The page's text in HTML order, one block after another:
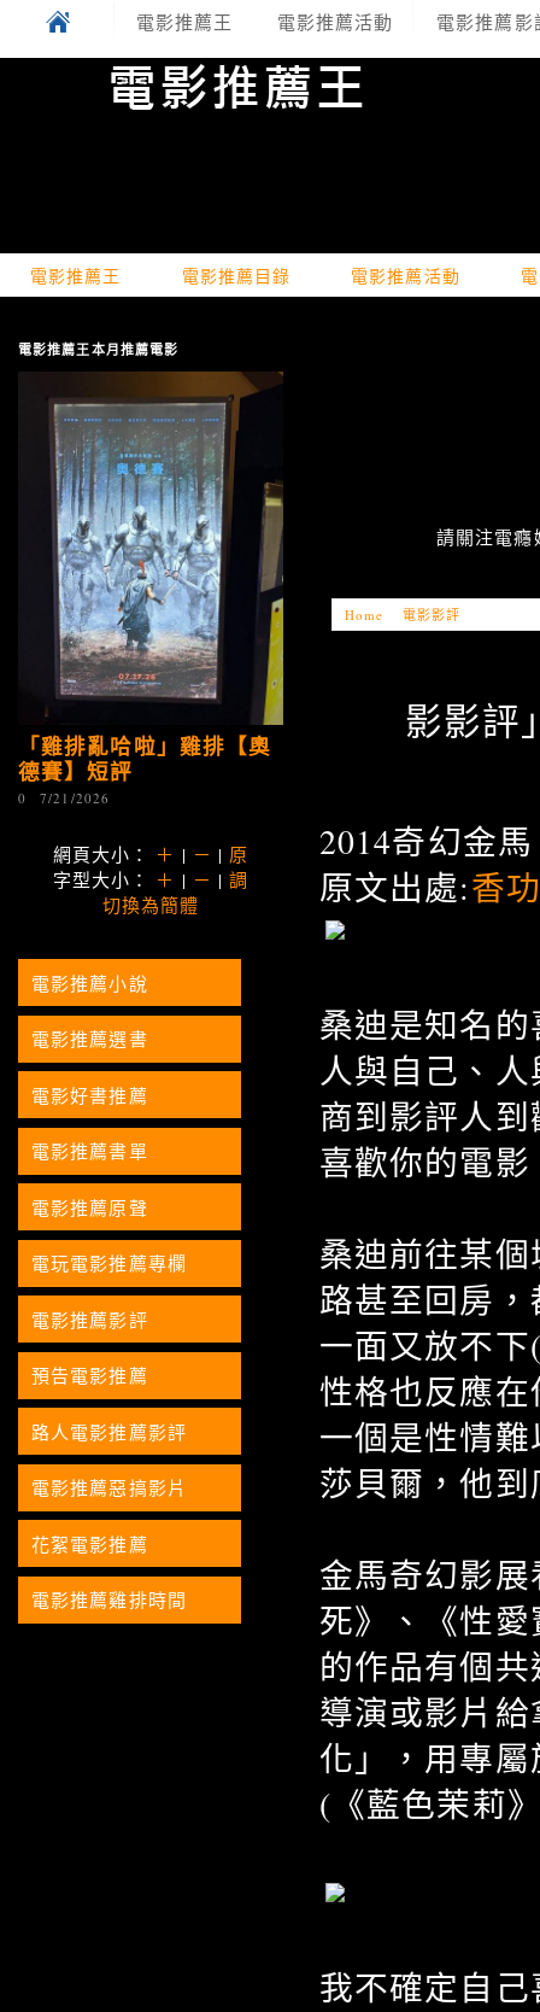
電影推薦王 電影推薦活動 電影推薦影
電影推薦王 電影推薦目錄 電影推薦活動
請關注電
Home 電影影評
影影評
2014奇幻金
原文出處:香
桑迪是知名
人與自己、
商到影評人
喜歡你的電
桑迪前往某
路甚至回房
一面又放不
性格也反應
一個是性情
莎貝爾，他
金馬奇幻影
死》、《性
的作品有個
導演或影片
化」，用專
(《藍色茉莉
我不確定自
電影推薦王本月推薦電影
「雞排亂哈啦」雞排【奧
德賽】短評
0 7/21/2026
網頁大小： ＋ | － | 原
字型大小： ＋ | － |調
切換為簡體
電影推薦小說
電影推薦選書
電影好書推薦
電影推薦書單
電影推薦原聲
電玩電影推薦專欄
電影推薦影評
預告電影推薦
路人電影推薦影評
電影推薦惡搞影片
花絮電影推薦
電影推薦雞排時間